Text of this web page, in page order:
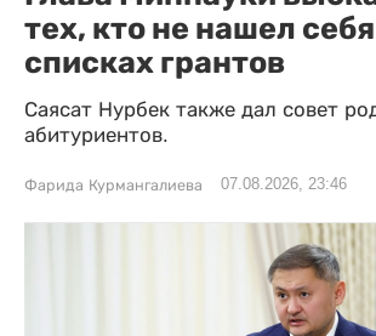
тех, кто не нашел
списках грантов
Саясат Нурбек также дал совет
абитуриентов.
Фарида Курмангалиева 07.08.2026, 23:46